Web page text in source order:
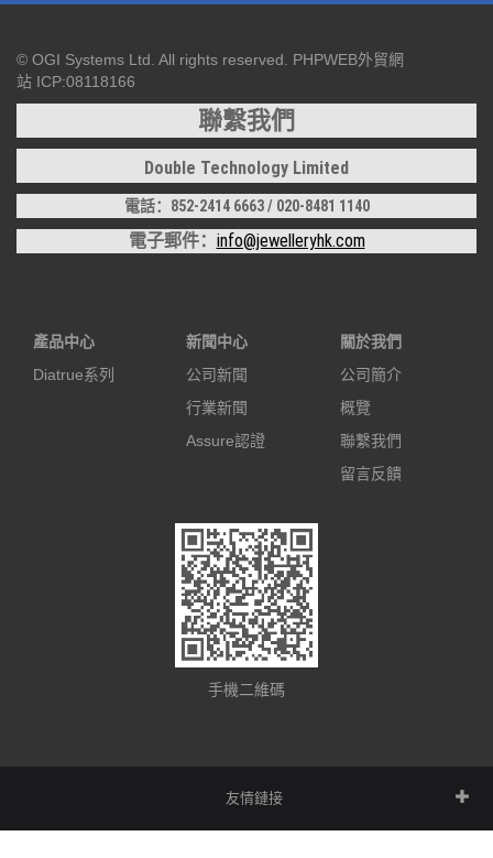
© OGI Systems Ltd. All rights reserved. PHPWEB外貿網
站 ICP:08118166
聯繫我們
Double Technology Limited
電話：852-2414 6663/ 020-8481 1140
電子郵件： info@jewelleryhk.com
產品中心
Diatrue系列
新聞中心
公司新聞
行業新聞
Assure認證
關於我們
公司簡介
概覽
聯繫我們
留言反饋
手機二維碼
友情鏈接